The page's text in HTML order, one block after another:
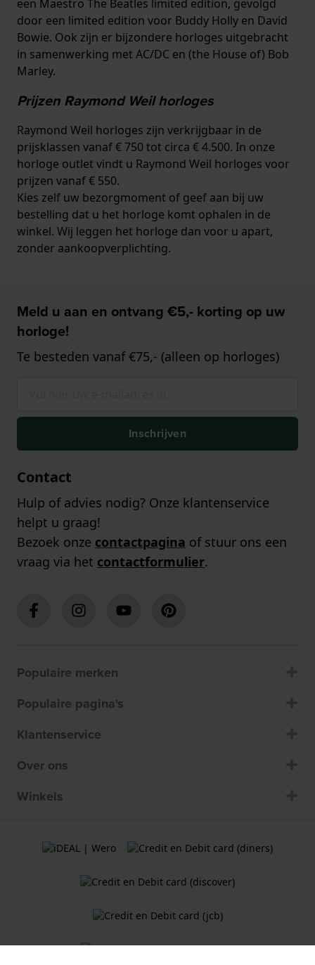
een Maestro The Beatles limited edition, gevolgd
door een limited edition voor Buddy Holly en David
Bowie. Ook zijn er bijzondere horloges uitgebracht
in samenwerking met AC/DC en (the House of) Bob
Marley.
Prijzen Raymond Weil horloges
Raymond Weil horloges zijn verkrijgbaar in de
prijsklassen vanaf € 750 tot circa € 4.500. In onze
horloge outlet vindt u Raymond Weil horloges voor
prijzen vanaf € 550.
Kies zelf uw bezorgmoment of geef aan bij uw
bestelling dat u het horloge komt ophalen in de
winkel. Wij leggen het horloge dan voor u apart,
zonder aankoopverplichting.
Meld u aan en ontvang €5,- korting op uw
horloge!
Te besteden vanaf €75,- (alleen op horloges)
Inschrijven
Contact
Hulp of advies nodig? Onze klantenservice
helpt u graag!
Bezoek onze contactpagina of stuur ons een
vraag via het contactformulier.
Populaire merken
Populaire pagina's
Klantenservice
Over ons
Winkels